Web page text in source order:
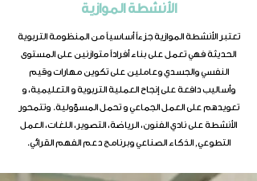
الأنشطة الموازية
تعتبر الأنشطة الموازية جزءاً أساسياً من المنظومة التربوية
الحديثة فهي تعمل على بناء أفراداً متوازنين على المستوى
النفسي والجسدي وعاملين على تكوين مهارات وقيم
وأساليب دافعة على إنجاح العملية التربوية و التعليمية، و
تعويدهم على العمل الجماعي و تحمل المسؤولية. وتتمحور
الأنشطة على نادي الفنون، الرياضة، التصوير، اللغات، العمل
التطوعي, الذكاء الصناعي وبرنامج دعم الفهم القرائي.